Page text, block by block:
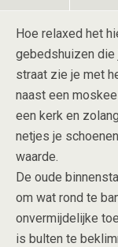
Hoe relaxed het
gebedshuizen die
straat zie je met
naast een
een kerk en
netjes je
waarde.
De oude
om wat rond te
onvermijdelijke
is bulten te